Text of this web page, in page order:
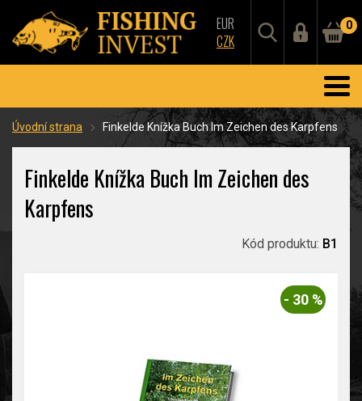
EUR
CZK
0
Úvodní strana Finkelde Knížka Buch Im Zeichen des Karpfens
Finkelde Knížka Buch Im Zeichen des
Karpfens
Kód produktu: B1
- 30 %